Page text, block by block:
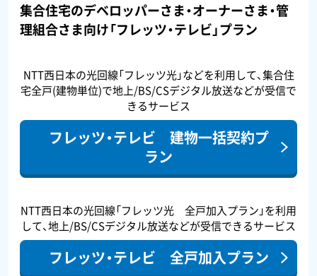
集合住宅のデベロッパーさま・オーナーさま・管
理組合さま向け「フレッツ・テレビ」プラン
NTT西日本の光回線「フレッツ光」などを利用して、集合住
宅全戸(建物単位)で地上/BS/CSデジタル放送などが受信で
きるサービス
フレッツ・テレビ 建物一括契約プ
ラン
NTT西日本の光回線「フレッツ光 全戸加入プラン」を利用
して、地上/BS/CSデジタル放送などが受信できるサービス
フレッツ・テレビ 全戸加入プラン